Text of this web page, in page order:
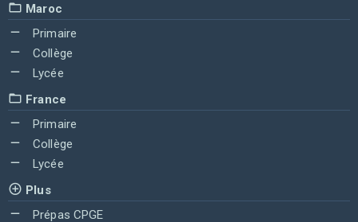
Maroc
Primaire
Collège
Lycée
France
Primaire
Collège
Lycée
Plus
Prépas CPGE